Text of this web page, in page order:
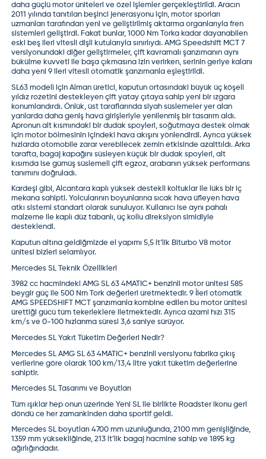
daha güçlü motor üniteleri ve özel işlemler gerçekleştirildi. Aracın
2011 yılında tanıtılan beşinci jenerasyonu için, motor sporları
uzmanları tarafından yeni ve geliştirilmiş aktarma organlarıyla fren
sistemleri geliştirdi. Fakat bunlar, 1000 Nm Torka kadar dayanabilen
eski beş ileri vitesli dişli kutularıyla sınırlıydı.AMG Speedshift MCT 7
versiyonundaki diğer geliştirmeler, çift kavramalı şanzımanın aynı
bükülme kuvveti ile başa çıkmasına izin verirken, serinin geriye kalanı
daha yeni 9 ileri vitesli otomatik şanzımanla eşleştirildi.
SL63 modeli için Alman üretici, kaputun ortasındaki büyük üç köşeli
yıldız rozetini destekleyen çift yatay çıtaya sahip yeni bir ızgara
konumlandırdı. Önlük, üst taraflarında siyah süslemeler yer alan
yanlarda daha geniş hava girişleriyle yenilenmiş bir tasarım aldı.
Apronun alt kısmındaki bir dudak spoyleri, soğutmaya destek olmak
için motor bölmesinin içindeki hava akışını yönlendirdi. Ayrıca yüksek
hızlarda otomobile zarar verebilecek zemin etkisinde azalttıldı. Arka
tarafta, bagaj kapağını süsleyen küçük bir dudak spoyleri, alt
kısımda ise gümüş süslemeli çift egzoz, arabanın yüksek performans
tanımını doğruladı.
Kardeşi gibi, Alcantara kaplı yüksek destekli koltuklar ile lüks bir iç
mekana sahipti. Yolcularının boyunlarına sıcak hava üfleyen hava
atkı sistemi standart olarak sunuluyor. Kullanıcı ise aynı pahalı
malzeme ile kaplı düz tabanlı, üç kollu direksiyon simidiyle
desteklendi.
Kaputun altına geldiğmizde el yapımı 5,5 lt’lik Biturbo V8 motor
ünitesi bizleri selamlıyor.
Mercedes SL Teknik Özellikleri
3982 cc hacmindeki AMG SL 63 4MATIC+ benzinli motor ünitesi 585
beygir güç ile 500 Nm Tork değerleri üretmektedir. 9 İleri otomatik
AMG SPEEDSHIFT MCT şanzımanla kombine edilen bu motor ünitesi
ürettiği gücü tüm tekerleklere iletmektedir. Ayrıca azami hızı 315
km/s ve 0-100 hızlanma süresi 3,6 saniye sürüyor.
Mercedes SL Yakıt Tüketim Değerleri Nedir?
Mercedes SL AMG SL 63 4MATIC+ benzinli versiyonu fabrika çıkış
verilerine göre olarak 100 km/13,4 litre yakıt tüketim değerlerine
sahiptir.
Mercedes SL Tasarımı ve Boyutları
Tüm ışıklar hep onun üzerinde Yeni SL ile birlikte Roadster ikonu geri
döndü ce her zamankinden daha sportif geldi.
Mercedes SL boyutları 4700 mm uzunluğunda, 2100 mm genişliğinde,
1359 mm yüksekliğinde, 213 lt’lik bagaj hacmine sahip ve 1895 kg
ağırlığındadır.